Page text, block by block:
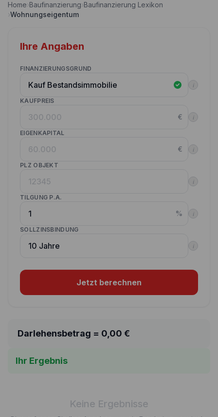
Nebenkostenrechner
Annuitätenrechner
Wettbewerbe
Kunden werben Kunden
Kontakt
Home›Baufinanzierung›Baufinanzierung Lexikon
›Wohnungseigentum
Ihre Angaben
FINANZIERUNGSGRUND
i
KAUFPREIS
€ i
EIGENKAPITAL
€ i
PLZ OBJEKT
i
TILGUNG P.A.
% i
SOLLZINSBINDUNG
i
Jetzt berechnen
Darlehensbetrag = 0,00 €
Ihr Ergebnis
Keine Ergebnisse